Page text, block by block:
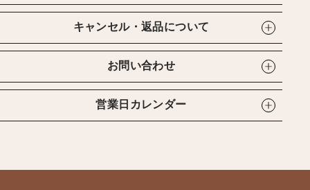
キャンセル・返品について
お問い合わせ
営業日カレンダー